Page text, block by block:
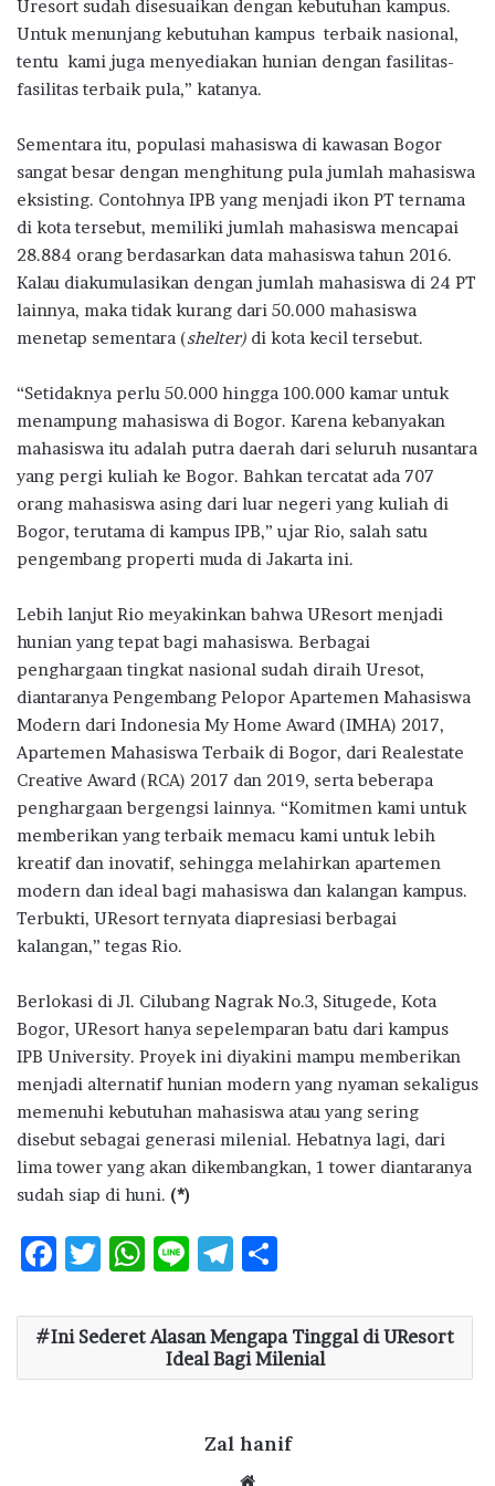
Uresort sudah disesuaikan dengan kebutuhan kampus.
Untuk menunjang kebutuhan kampus terbaik nasional,
tentu kami juga menyediakan hunian dengan fasilitas-
fasilitas terbaik pula,” katanya.
Sementara itu, populasi mahasiswa di kawasan Bogor
sangat besar dengan menghitung pula jumlah mahasiswa
eksisting. Contohnya IPB yang menjadi ikon PT ternama
di kota tersebut, memiliki jumlah mahasiswa mencapai
28.884 orang berdasarkan data mahasiswa tahun 2016.
Kalau diakumulasikan dengan jumlah mahasiswa di 24 PT
lainnya, maka tidak kurang dari 50.000 mahasiswa
menetap sementara (shelter) di kota kecil tersebut.
“Setidaknya perlu 50.000 hingga 100.000 kamar untuk
menampung mahasiswa di Bogor. Karena kebanyakan
mahasiswa itu adalah putra daerah dari seluruh nusantara
yang pergi kuliah ke Bogor. Bahkan tercatat ada 707
orang mahasiswa asing dari luar negeri yang kuliah di
Bogor, terutama di kampus IPB,” ujar Rio, salah satu
pengembang properti muda di Jakarta ini.
Lebih lanjut Rio meyakinkan bahwa UResort menjadi
hunian yang tepat bagi mahasiswa. Berbagai
penghargaan tingkat nasional sudah diraih Uresot,
diantaranya Pengembang Pelopor Apartemen Mahasiswa
Modern dari Indonesia My Home Award (IMHA) 2017,
Apartemen Mahasiswa Terbaik di Bogor, dari Realestate
Creative Award (RCA) 2017 dan 2019, serta beberapa
penghargaan bergengsi lainnya. “Komitmen kami untuk
memberikan yang terbaik memacu kami untuk lebih
kreatif dan inovatif, sehingga melahirkan apartemen
modern dan ideal bagi mahasiswa dan kalangan kampus.
Terbukti, UResort ternyata diapresiasi berbagai
kalangan,” tegas Rio.
Berlokasi di Jl. Cilubang Nagrak No.3, Situgede, Kota
Bogor, UResort hanya sepelemparan batu dari kampus
IPB University. Proyek ini diyakini mampu memberikan
menjadi alternatif hunian modern yang nyaman sekaligus
memenuhi kebutuhan mahasiswa atau yang sering
disebut sebagai generasi milenial. Hebatnya lagi, dari
lima tower yang akan dikembangkan, 1 tower diantaranya
sudah siap di huni. (*)
F
e
T
it
W
at
Li
e
T
e
g
m
ar
e
Ini Sederet Alasan Mengapa Tinggal di UResort
Ideal Bagi Milenial
Zal hanif